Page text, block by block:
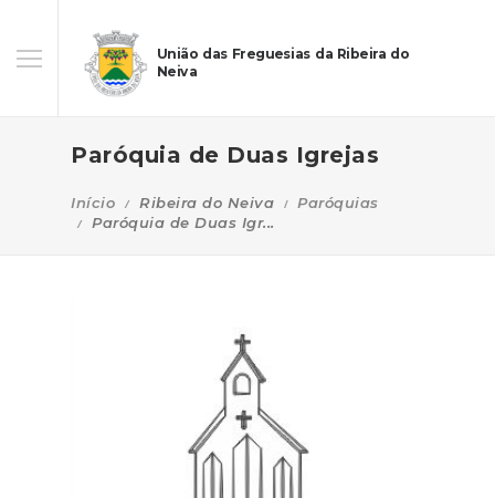
União das Freguesias da Ribeira do
Neiva
Paróquia de Duas Igrejas
Início Ribeira do Neiva
Paróquias
Paróquia de Duas Igr...